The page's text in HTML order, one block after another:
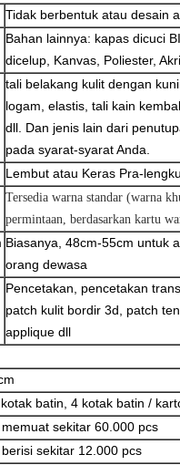
Tidak berbentuk atau desain
Bahan lainnya: kapas dicuci
dicelup, Kanvas, Poliester,
tali belakang kulit dengan
logam, elastis, tali kain
dll. Dan jenis lain dari
pada syarat-syarat Anda.
Lembut atau Keras Pra-
Tersedia warna standar (warna
permintaan, berdasarkan kartu
Biasanya, 48cm-55cm untuk
orang dewasa
Pencetakan, pencetakan
patch kulit bordir 3d, patch
applique dll
batin, 4 kotak batin /
sekitar 60.000 pcs
sekitar 12.000 pcs